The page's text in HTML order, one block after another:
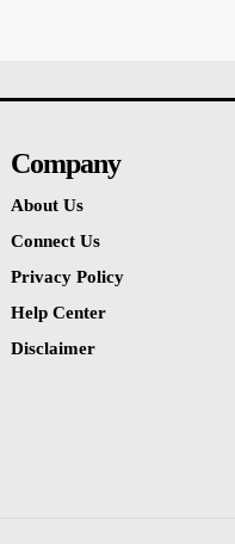
Company
About Us
Connect Us
Privacy Policy
Help Center
Disclaimer